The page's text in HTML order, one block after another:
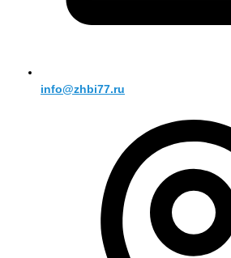
info@zhbi77.ru